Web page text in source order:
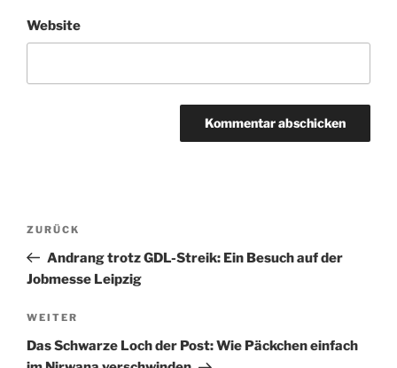
Website
Beitragsnavigation
Vorheriger
Beitrag
ZURÜCK
Andrang trotz GDL-Streik: Ein Besuch auf der
Jobmesse Leipzig
Nächster
Beitrag
WEITER
Das Schwarze Loch der Post: Wie Päckchen einfach